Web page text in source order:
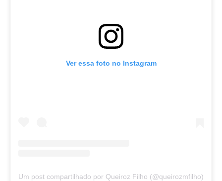
Ver essa foto no Instagram
Um post compartilhado por Queiroz Filho (@queirozmfilho)